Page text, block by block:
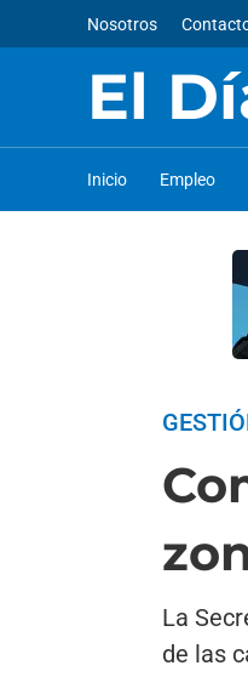
Nosotros
El
Inicio Empleo
La
de las